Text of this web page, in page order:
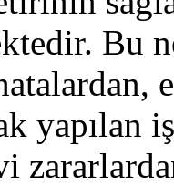
Bu
yapılan